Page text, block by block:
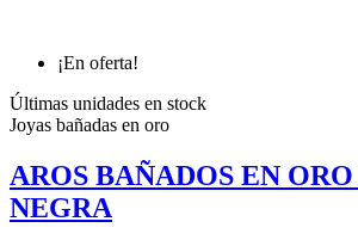
¡En oferta!
Últimas unidades en stock
Joyas bañadas en oro
AROS BAÑADOS EN
NEGRA